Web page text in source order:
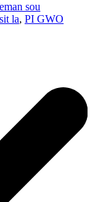
sou
la, PI GWO